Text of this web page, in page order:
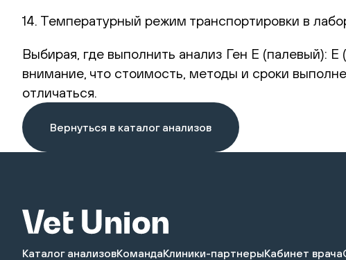
14. Температурный режим транспортировки в
Выбирая, где выполнить анализ Ген E (палевый):
внимание, что стоимость, методы и сроки
отличаться.
Вернуться в каталог анализов
Каталог анализовКомандаКлиники-партнерыКабинет врача